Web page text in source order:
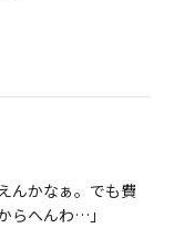
んかなぁ。でも費
らへんわ…」